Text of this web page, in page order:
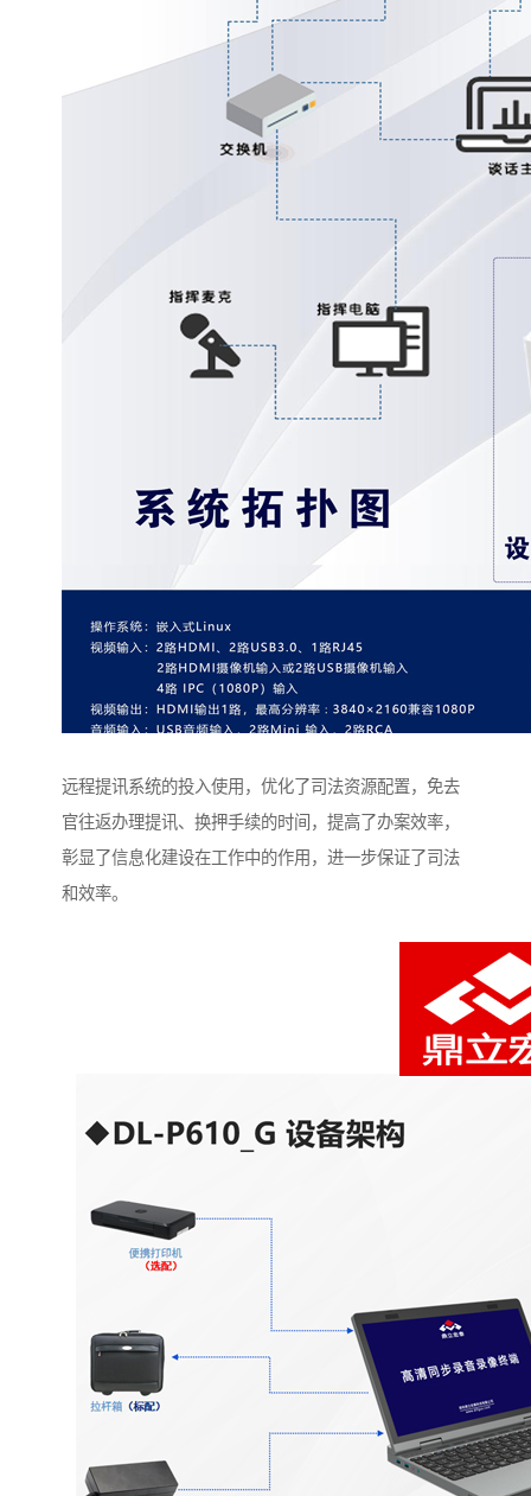
远程提讯系统的投入使用，优化了司法资源配置，免去
官往返办理提讯、换押手续的时间，提高了办案效率，
彰显了信息化建设在工作中的作用，进一步保证了司法
和效率。